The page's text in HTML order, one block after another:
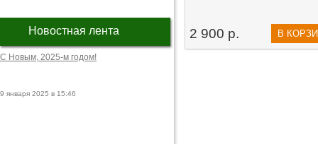
Новостная лента
С Новым, 2025-м годом!
9 января 2025 в 15:46
2 900 р. В